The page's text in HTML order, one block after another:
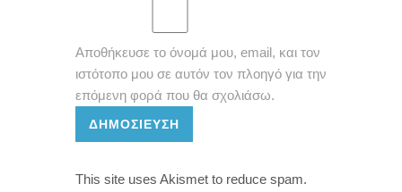
Αποθήκευσε το όνομά μου, email, και τον
ιστότοπο μου σε αυτόν τον πλοηγό για την
επόμενη φορά που θα σχολιάσω.
ΔΗΜΟΣΊΕΥΣΗ
This site uses Akismet to reduce spam.